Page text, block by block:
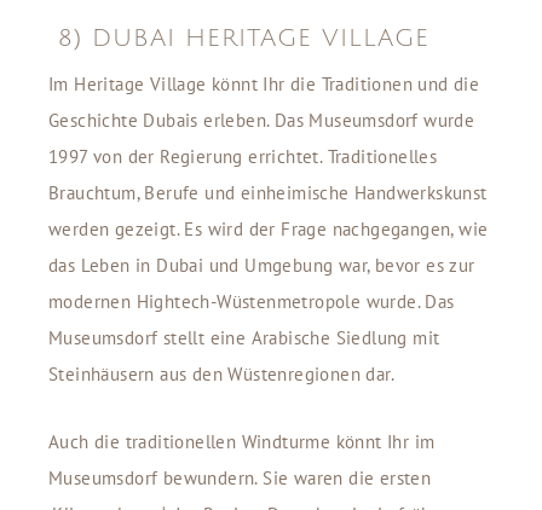
8) DUBAI HERITAGE VILLAGE
Im Heritage Village könnt Ihr die Traditionen und die
Geschichte Dubais erleben. Das Museumsdorf wurde
1997 von der Regierung errichtet. Traditionelles
Brauchtum, Berufe und einheimische Handwerkskunst
werden gezeigt. Es wird der Frage nachgegangen, wie
das Leben in Dubai und Umgebung war, bevor es zur
modernen Hightech-Wüstenmetropole wurde. Das
Museumsdorf stellt eine Arabische Siedlung mit
Steinhäusern aus den Wüstenregionen dar.
Auch die traditionellen Windturme könnt Ihr im
Museumsdorf bewundern. Sie waren die ersten